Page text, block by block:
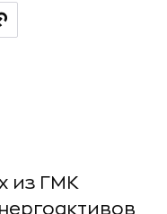
из ГМК